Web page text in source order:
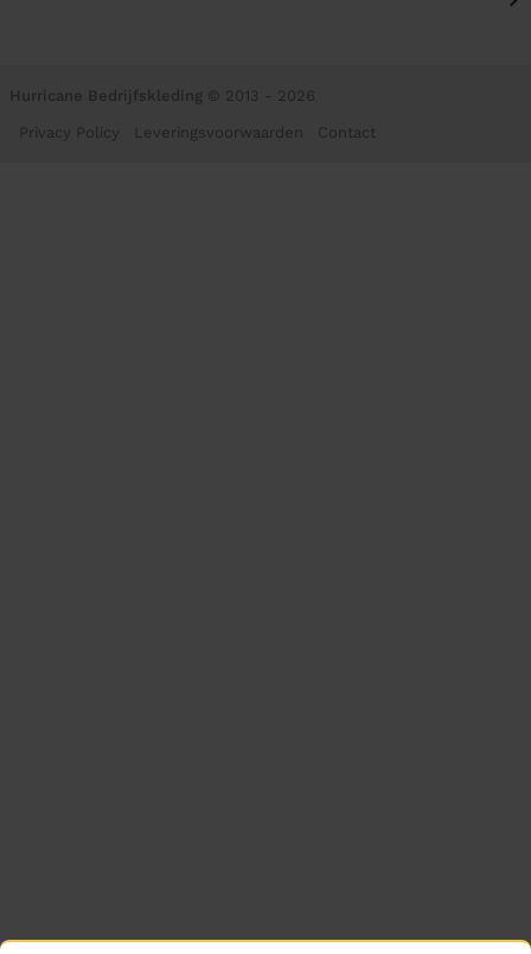
Hurricane Bedrijfskleding © 2013 - 2026
Privacy Policy Leveringsvoorwaarden Contact